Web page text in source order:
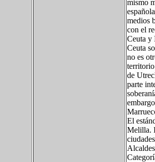
mismo
medios
con el
Ceuta y
Ceuta
no es
de
parte
El
Melilla.